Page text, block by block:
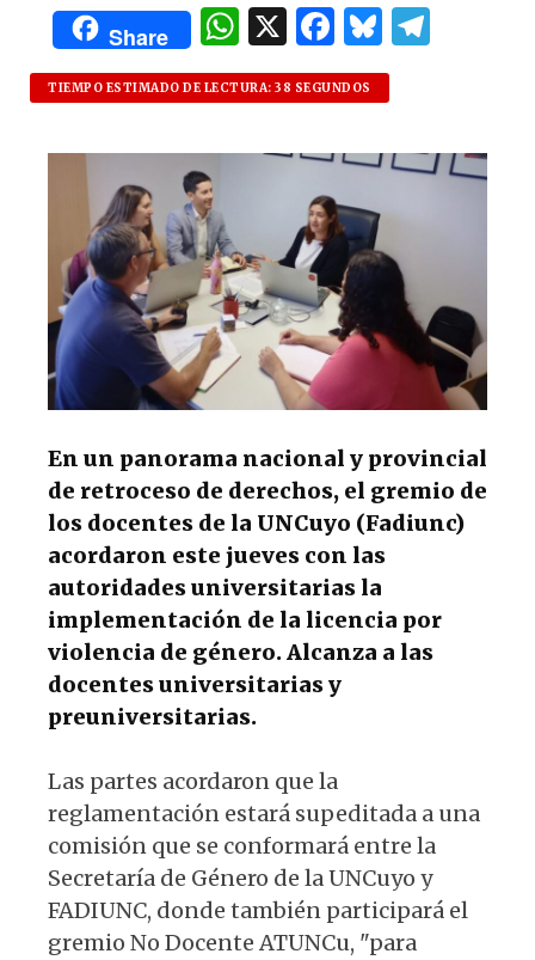
Share
W
h
at
s
p
X F
a
c
e
b
o
o
k
B
lu
es
k
y
g
ra
TIEMPO ESTIMADO DE LECTURA: 38 SEGUNDOS
En un panorama nacional y provincial
de retroceso de derechos, el gremio de
los docentes de la UNCuyo (Fadiunc)
acordaron este jueves con las
autoridades universitarias la
implementación de la licencia por
violencia de género. Alcanza a las
docentes universitarias y
preuniversitarias.
Las partes acordaron que la
reglamentación estará supeditada a una
comisión que se conformará entre la
Secretaría de Género de la UNCuyo y
FADIUNC, donde también participará el
gremio No Docente ATUNCu, "para